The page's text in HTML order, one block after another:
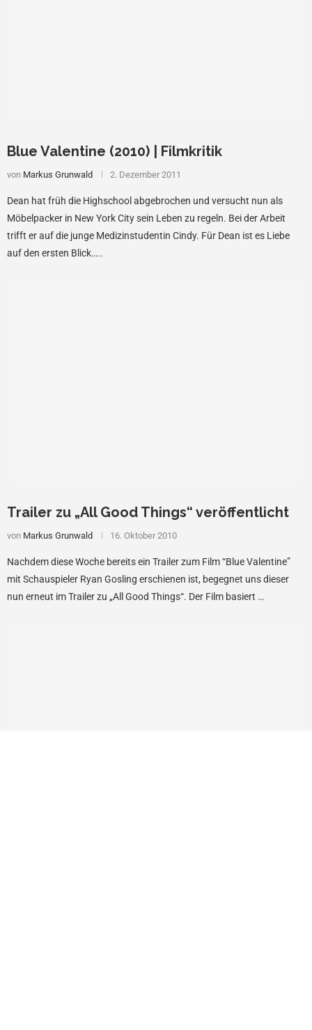
Blue Valentine (2010) | Filmkritik
von Markus Grunwald 2. Dezember 2011
Dean hat früh die Highschool abgebrochen und versucht nun als
Möbelpacker in New York City sein Leben zu regeln. Bei der Arbeit
trifft er auf die junge Medizinstudentin Cindy. Für Dean ist es Liebe
auf den ersten Blick…..
Trailer zu „All Good Things“ veröffentlicht
von Markus Grunwald 16. Oktober 2010
Nachdem diese Woche bereits ein Trailer zum Film “Blue Valentine”
mit Schauspieler Ryan Gosling erschienen ist, begegnet uns dieser
nun erneut im Trailer zu „All Good Things“. Der Film basiert …